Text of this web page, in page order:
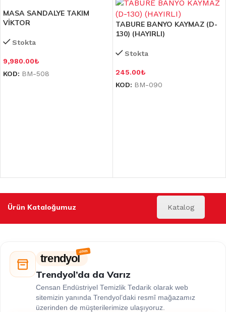
MASA SANDALYE TAKIM
VİKTOR
Stokta
9,980.00₺
KOD: BM-508
TABURE BANYO KAYMAZ (D-
130) (HAYIRLI)
Stokta
245.00₺
KOD: BM-090
Ürün Kataloğumuz Katalog
trendyol
Trendyol’da da Varız
Censan Endüstriyel Temizlik Tedarik olarak web
sitemizin yanında Trendyol’daki resmî mağazamız
üzerinden de müşterilerimize ulaşıyoruz.